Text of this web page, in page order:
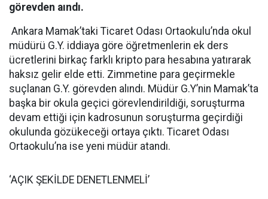
görevden aındı.
Ankara Mamak’taki Ticaret Odası Ortaokulu’nda okul
müdürü G.Y. iddiaya göre öğretmenlerin ek ders
ücretlerini birkaç farklı kripto para hesabına yatırarak
haksız gelir elde etti. Zimmetine para geçirmekle
suçlanan G.Y. görevden alındı. Müdür G.Y’nin Mamak’ta
başka bir okula geçici görevlendirildiği, soruşturma
devam ettiği için kadrosunun soruşturma geçirdiği
okulunda gözükeceği ortaya çıktı. Ticaret Odası
Ortaokulu’na ise yeni müdür atandı.
‘AÇIK ŞEKİLDE DENETLENMELİ’